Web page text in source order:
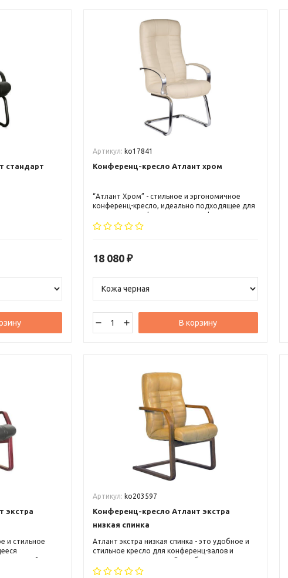
стандарт
Артикул: ko17841
Конференц-кресло Атлант хром
“Атлант Хром” - стильное и эргономичное
конференц-кресло, идеально подходящее для
оснащения конференц-залов и офисов.
Благодаря использованию качественных
уровень комфорта и продолжительный срок
службы. Хромированная отделка придает
интерьером.
18 080 ₽
В корзину
экстра
и стильное
и
Артикул: ko203597
Конференц-кресло Атлант экстра
низкая спинка
Атлант экстра низкая спинка - это удобное и
стильное кресло для конференц-залов и
переговорных комнат. Оно обеспечивает
комфорт и поддержку спины благодаря своей